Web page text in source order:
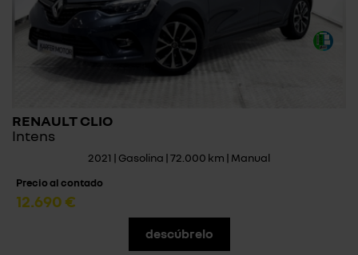
RENAULT CLIO
Intens
2021 | Gasolina | 72.000 km | Manual
Precio al contado
12.690 €
descúbrelo